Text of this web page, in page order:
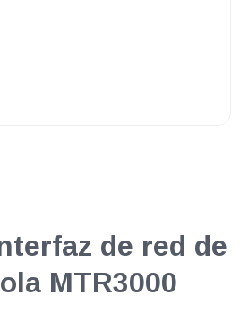
de red de
MTR3000